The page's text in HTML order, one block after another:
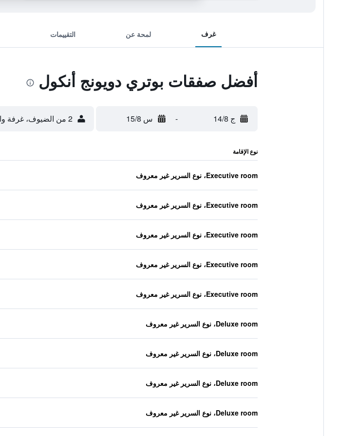
غرف لمحة عن التقييمات
أفضل صفقات بوتري دويونج أنكول
ج 14/8 - س 15/8 2 من الضيوف، غرفة واحدة
نوع الإقامة
Executive room، نوع السرير غير معروف
Executive room، نوع السرير غير معروف
Executive room، نوع السرير غير معروف
Executive room، نوع السرير غير معروف
Executive room، نوع السرير غير معروف
Deluxe room، نوع السرير غير معروف
Deluxe room، نوع السرير غير معروف
Deluxe room، نوع السرير غير معروف
Deluxe room، نوع السرير غير معروف